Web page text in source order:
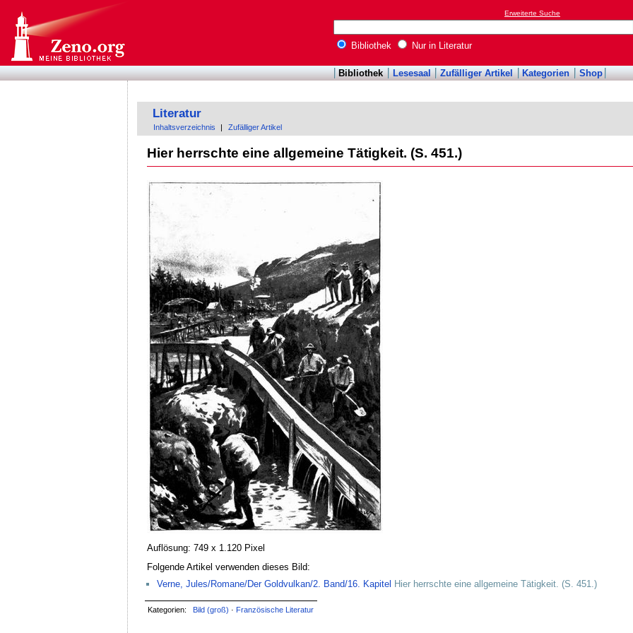
Erweiterte Suche
Bibliothek Nur in Literatur
Bibliothek Lesesaal Zufälliger Artikel Kategorien Shop
Literatur
Inhaltsverzeichnis Zufälliger Artikel
Hier herrschte eine allgemeine Tätigkeit. (S. 451.)
Auflösung: 749 x 1.120 Pixel
Folgende Artikel verwenden dieses Bild:
Verne, Jules/Romane/Der Goldvulkan/2. Band/16. Kapitel Hier herrschte eine allgemeine Tätigkeit. (S. 451.)
Kategorien: Bild (groß) · Französische Literatur